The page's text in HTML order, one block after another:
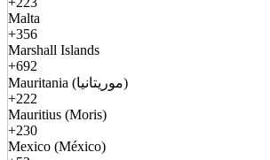
Malta
+356
Marshall Islands
+692
Mauritania (موريتانيا)
+222
Mauritius (Moris)
+230
Mexico (México)